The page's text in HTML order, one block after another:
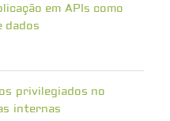
em APIs como
dados
privilegiados no
internas